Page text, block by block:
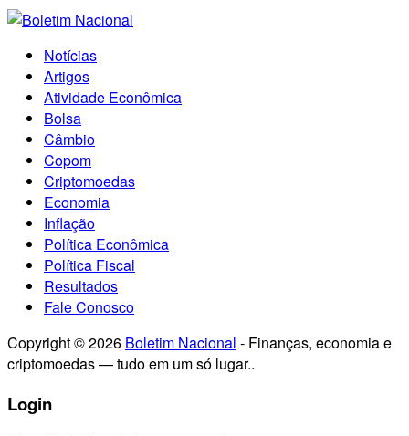
Notícias
Artigos
Atividade Econômica
Bolsa
Câmbio
Copom
Criptomoedas
Economia
Inflação
Política Econômica
Política Fiscal
Resultados
Fale Conosco
Copyright © 2026 Boletim Nacional - Finanças, economia e
criptomoedas — tudo em um só lugar..
Login